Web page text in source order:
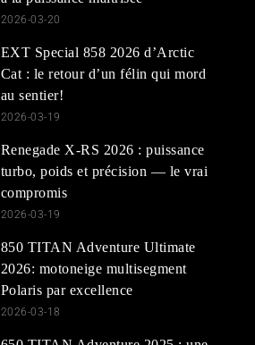
2026-03-20
EXT Special 858 2026 d’Arctic
Cat : le retour d’un félin qui mord
au sentier!
2026-03-19
Renegade X-RS 2026 : puissance
turbo, poids et précision — le vrai
compromis
2026-03-19
850 TITAN Adventure Ultimate
2026: motoneige multisegment
Polaris par excellence
2026-03-18